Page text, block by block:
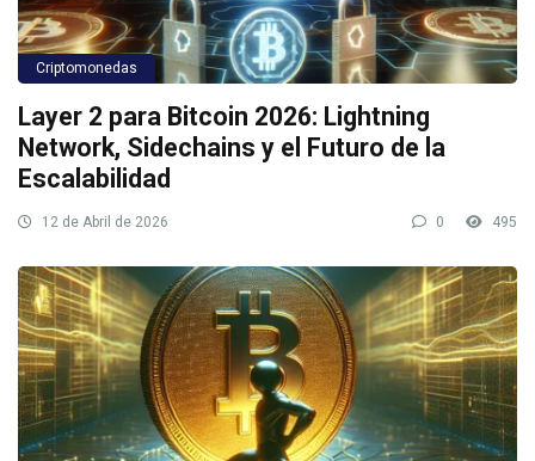
Criptomonedas
Layer 2 para Bitcoin 2026: Lightning
Network, Sidechains y el Futuro de la
Escalabilidad
12 de Abril de 2026 0 495